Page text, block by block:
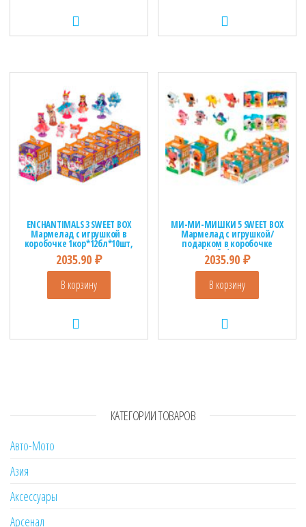
ENCHANTIMALS 3 SWEET BOX
Мармелад с игрушкой в
коробочке 1кор*12бл*10шт,
10г.
2035.90 ₽
В корзину
МИ-МИ-МИШКИ 5 SWEET BOX
Мармелад с игрушкой/
подарком в коробочке
1кор*12бл*10шт, 10г.
2035.90₽
В корзину
КАТЕГОРИИ ТОВАРОВ
Авто-Мото
Азия
Аксессуары
Арсенал